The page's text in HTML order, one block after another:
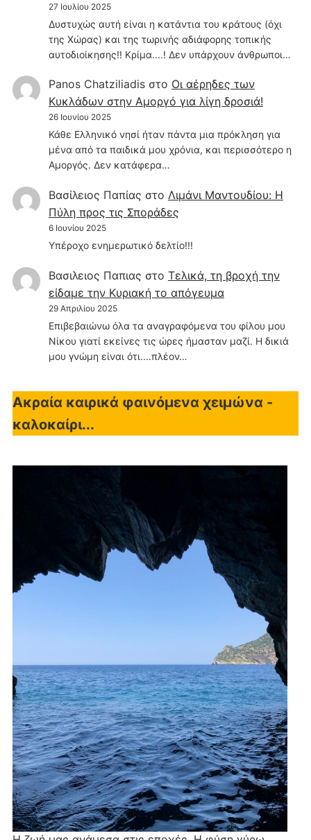
27 Ιουλίου 2025
Δυστυχώς αυτή είναι η κατάντια του κράτους (όχι
της Χώρας) και της τωρινής αδιάφορης τοπικής
αυτοδιοίκησης!! Κρίμα....! Δεν υπάρχουν άνθρωποι…
Panos Chatziliadisστο Οι αέρηδες των
Κυκλάδων στην Αμοργό για λίγη δροσιά!
26 Ιουνίου 2025
Κάθε Ελληνικό νησί ήταν πάντα μια πρόκληση για
μένα από τα παιδικά μου χρόνια, και περισσότερο η
Αμοργός. Δεν κατάφερα…
Βασίλειος Παπίας στο Λιμάνι Μαντουδίου: Η
Πύλη προς τις Σποράδες
6 Ιουνίου 2025
Υπέροχο ενημερωτικό δελτίο!!!
Βασιλειος Παπιας στο Τελικά, τη βροχή την
είδαμε την Κυριακή το απόγευμα
29 Απριλίου 2025
Επιβεβαιώνω όλα τα αναγραφόμενα του φίλου μου
Νίκου γιατί εκείνες τις ώρες ήμασταν μαζί. Η δικιά
μου γνώμη είναι ότι....πλέον…
Ακραία καιρικά φαινόμενα χειμώνα -
καλοκαίρι...